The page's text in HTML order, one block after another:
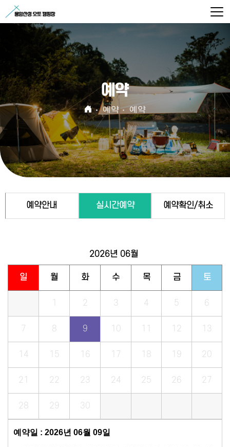
예약
예약 예약
예약안내 실시간예약 예약확인/취소
2026년 06월
일 월 화 수 목 금 토
1 2 3 4 5 6
7 8 9 10 11 12 13
14 15 16 17 18 19 20
21 22 23 24 25 26 27
28 29 30
예약일 : 2026년 06월 09일